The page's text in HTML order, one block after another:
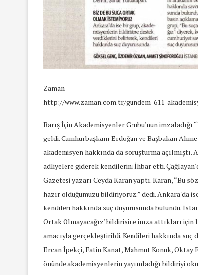
Zaman
http://www.zaman.com.tr/gundem_611-
Barış İçin Akademisyenler Grubu'nun
geldi. Cumhurbaşkanı Erdoğan ve Başbakan
akademisyen hakkında da soruşturma
adliyelere giderek kendilerini İhbar etti.
Gazetesi yazarı Ceyda Karan yaptı. Karan, “Bu
hazır olduğumuzu bildiriyoruz.” dedi. Ankara'da
kendileri hakkında suç duyurusunda bulundu.
Ortak Olmayacağız' bildirisine imza attıkları
amacıyla gerçekleştirildi. Kendileri hakkında suç
Ercan İpekçi, Fatin Kanat, Mahmut Konuk, Oktay
önünde akademisyenlerin yayımladığı bildiriyi
Yaş Ayrımcılığı
Mart
19/